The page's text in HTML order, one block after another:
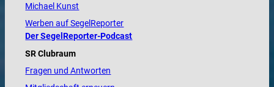
Michael Kunst
Werben auf SegelReporter
Der SegelReporter-Podcast
SR Clubraum
Fragen und Antworten